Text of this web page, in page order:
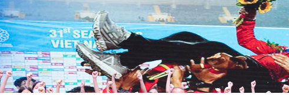
교직원현황
학생현황
위치/전화
전경사진
성과평가자료
급식안내
서식자료실
학부모방
정기고사 기출문제
교복구입안내